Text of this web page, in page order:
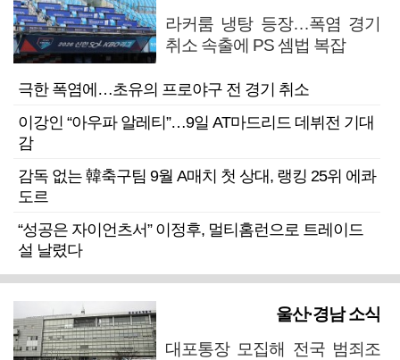
라커룸 냉탕 등장…폭염 경기
취소 속출에 PS 셈법 복잡
극한 폭염에…초유의 프로야구 전 경기 취소
이강인 “아우파 알레티”…9일 AT마드리드 데뷔전 기대
감
감독 없는 韓축구팀 9월 A매치 첫 상대, 랭킹 25위 에콰
도르
“성공은 자이언츠서” 이정후, 멀티홈런으로 트레이드
설 날렸다
울산·경남 소식
대포통장 모집해 전국 범죄조